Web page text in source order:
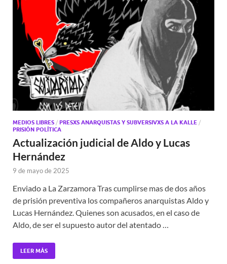
MEDIOS LIBRES / PRESXS ANARQUISTAS Y SUBVERSIVXS A LA KALLE /
PRISIÓN POLÍTICA
Actualización judicial de Aldo y Lucas
Hernández
9 de mayo de 2025
Enviado a La Zarzamora Tras cumplirse mas de dos años
de prisión preventiva los compañeros anarquistas Aldo y
Lucas Hernández. Quienes son acusados, en el caso de
Aldo, de ser el supuesto autor del atentado …
LEER MÁS